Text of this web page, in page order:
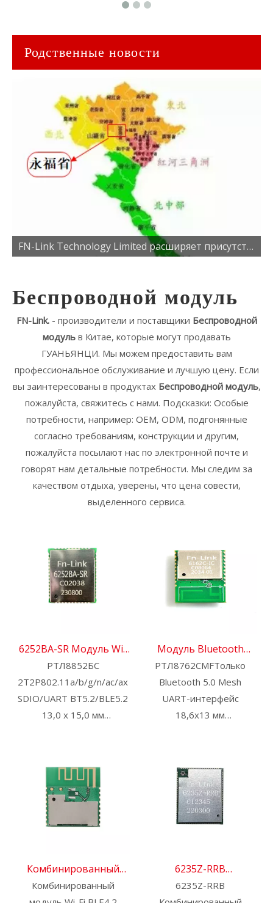
Родственные новости
FN-Link Technology Limited расширяет присутствие с новой фабрикой во Вьетнаме
Беспроводной модуль
FN-Link.- производители и поставщики Беспроводной
модульв Китае, которые могут продавать
ГУАНЬЯНЦИ. Мы можем предоставить вам
профессиональное обслуживание и лучшую цену. Если
вы заинтересованы в продуктах Беспроводной модуль,
пожалуйста, свяжитесь с нами. Подсказки: Особые
потребности, например: OEM, ODM, подгонянные
согласно требованиям, конструкции и другим,
пожалуйста посылают нас по электронной почте и
говорят нам детальные потребности. Мы следим за
качеством отдыха, уверены, что цена совести,
выделенного сервиса.
6252BA-SR Модуль Wi-
Fi 6
РТЛ8852БС
2Т2Р802.11a/b/g/n/ac/ax
SDIO/UART BT5.2/BLE5.2
13,0 х 15,0 мм
EVB
Модуль Bluetooth
6162C-IC
РТЛ8762CMFТолько
Bluetooth 5.0 Mesh
UART-интерфейс
18,6x13 мм
EVB
Доступна
предварительная
сертификация: CE, FCC,
Комбинированный
модуль Wi-Fi BLE4.2
Комбинированный
6235Z-RRB
Комбинированный
6235Z-RRB